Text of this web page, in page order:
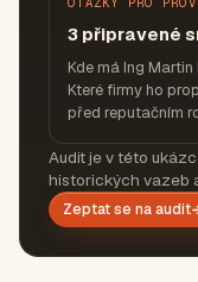
3 připravené
Kde má Ing
Které firmy ho
před reputačním
Audit je v této
historických vazeb
Zeptat se na audit